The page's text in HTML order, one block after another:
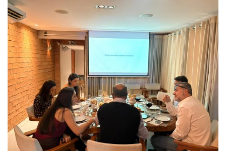
Desenvolvido
por
Hesea
Tecnologia
Sistemas